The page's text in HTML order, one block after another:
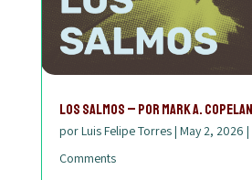
Los Salmos – por mark a.
porLuis Felipe Torres| May 2, 2026 |
Comments